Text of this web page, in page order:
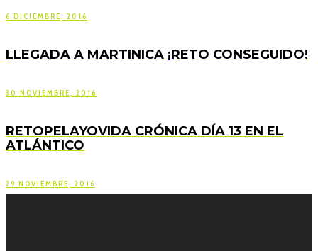
6 DICIEMBRE, 2016
LLEGADA A MARTINICA ¡RETO CONSEGUIDO!
30 NOVIEMBRE, 2016
RETOPELAYOVIDA CRÓNICA DÍA 13 EN EL
ATLÁNTICO
29 NOVIEMBRE, 2016